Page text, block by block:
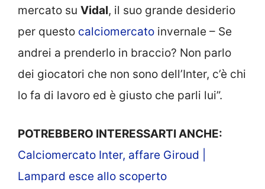
mercato su Vidal, il suo grande desiderio
per questo calciomercato invernale – Se
andrei a prenderlo in braccio? Non parlo
dei giocatori che non sono dell’Inter, c’è chi
lo fa di lavoro ed è giusto che parli lui”.
POTREBBERO INTERESSARTI ANCHE:
Calciomercato Inter, affare Giroud |
Lampard esce allo scoperto